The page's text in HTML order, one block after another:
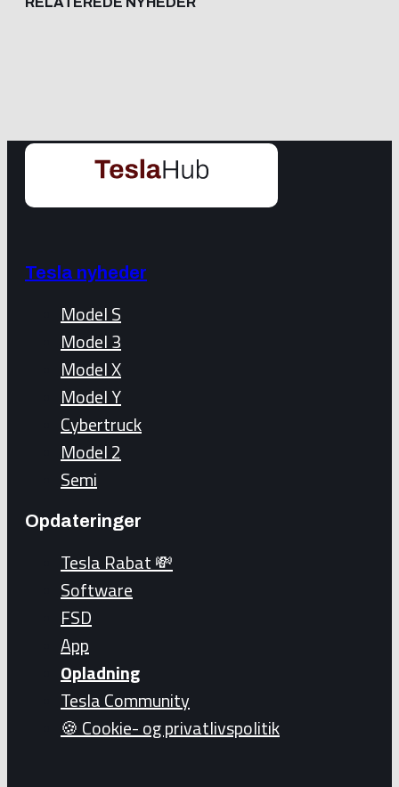
Tesla nyheder
Model S
Model 3
Model X
Model Y
Cybertruck
Model 2
Semi
Opdateringer
Tesla Rabat 💸
Software
FSD
App
Opladning
Tesla Community
🍪 Cookie- og privatlivspolitik